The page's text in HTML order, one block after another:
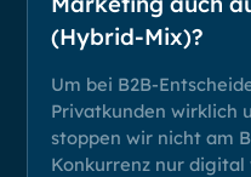
(Hybrid-Mix)?
Um bei B2B-
Privatkunden wirklich
stoppen wir nicht am
Konkurrenz nur